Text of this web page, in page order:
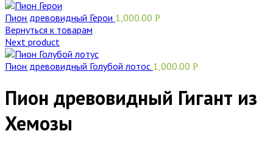
Пион древовидный Герои 1,000.00 Р
Вернуться к товарам
Next product
Пион древовидный Голубой лотос 1,000.00 Р
Пион древовидный Гигант из
Хемозы